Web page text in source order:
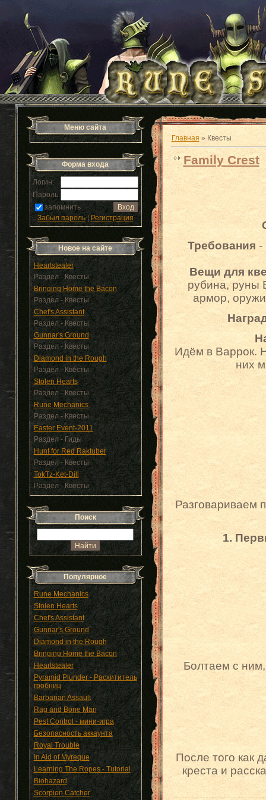
Меню сайта
Форма входа
Логин:
Пароль:
запомнить
Забыл пароль|Регистрация
Новое на сайте
Heartstealer
Раздел - Квесты
Bringing Home the Bacon
Раздел - Квесты
Chef's Assistant
Раздел - Квесты
Gunnar's Ground
Раздел - Квесты
Diamond in the Rough
Раздел - Квесты
Stolen Hearts
Раздел - Квесты
Rune Mechanics
Раздел - Квесты
Easter Event-2011
Раздел - Гиды
Hunt for Red Raktuber
Раздел - Квесты
TokTz-Ket-Dill
Раздел - Квесты
Поиск
Популярное
Rune Mechanics
Stolen Hearts
Chef's Assistant
Gunnar's Ground
Diamond in the Rough
Bringing Home the Bacon
Heartstealer
Pyramid Plunder - Расхититель
гробниц
Barbarian Assault
Rag and Bone Man
Pest Control - мини-игра
Безопасность аккаунта
Royal Trouble
In Aid of Myreque
Learning The Ropes - Tutorial
Biohazard
Scorpion Catcher
Главная » Квесты
Family Crest
Требования -
Вещи для
рубина, руны
армор,
Идём в Варрок.
них
Разговариваем
1.
Болтаем с
После того как
креста и